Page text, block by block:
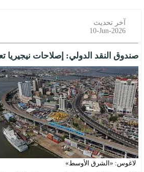
آخر تحديث
10-Jun-2026
صندوق النقد الدولي: إصلاحات نيجيريا
لاغوس: «الشرق الأوسط»